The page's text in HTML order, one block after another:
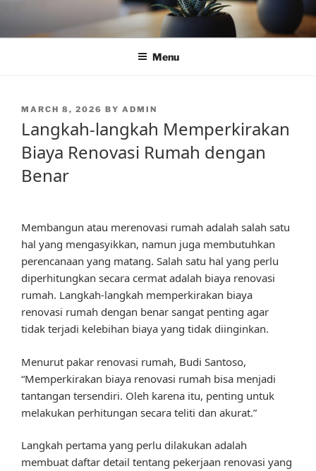
content
Menu
POSTED
MARCH 8, 2026 BY ADMIN
Langkah-langkah Memperkirakan
Biaya Renovasi Rumah dengan
Benar
Membangun atau merenovasi rumah adalah salah satu
hal yang mengasyikkan, namun juga membutuhkan
perencanaan yang matang. Salah satu hal yang perlu
diperhitungkan secara cermat adalah biaya renovasi
rumah. Langkah-langkah memperkirakan biaya
renovasi rumah dengan benar sangat penting agar
tidak terjadi kelebihan biaya yang tidak diinginkan.
Menurut pakar renovasi rumah, Budi Santoso,
“Memperkirakan biaya renovasi rumah bisa menjadi
tantangan tersendiri. Oleh karena itu, penting untuk
melakukan perhitungan secara teliti dan akurat.”
Langkah pertama yang perlu dilakukan adalah
membuat daftar detail tentang pekerjaan renovasi yang